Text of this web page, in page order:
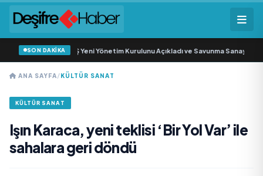
SON DAKİKA
Savunma Sanayi AŞ Yeni Yönetim Kurulunu Açıkladı ve Savunma Sanayinde
ANA SAYFA/KÜLTÜR SANAT
KÜLTÜR SANAT
Işın Karaca, yeni teklisi ‘Bir Yol Var’ ile
sahalara geri döndü